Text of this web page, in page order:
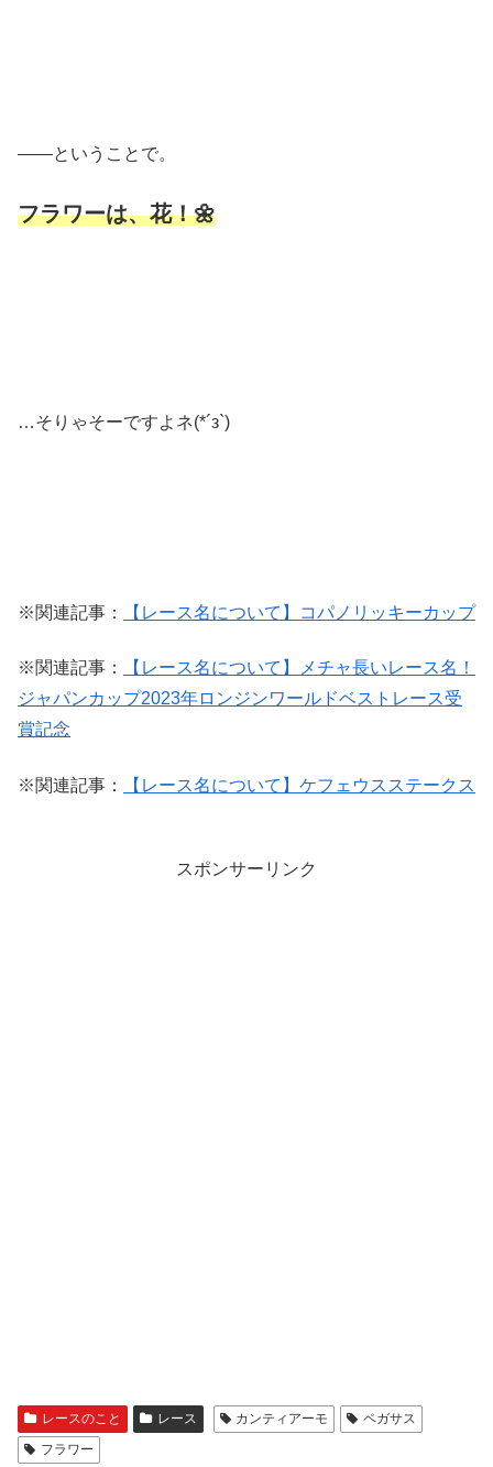
――ということで。
フラワーは、花！🌼
…そりゃそーですよネ(*´з`)
※関連記事： 【レース名について】コパノリッキーカップ
※関連記事：
【レース名について】メチャ長いレース名！
ジャパンカップ2023年ロンジンワールドベストレース受
賞記念
※関連記事： 【レース名について】ケフェウスステークス
スポンサーリンク
レースのこと レース カンティアーモ
ペガサス
フラワー